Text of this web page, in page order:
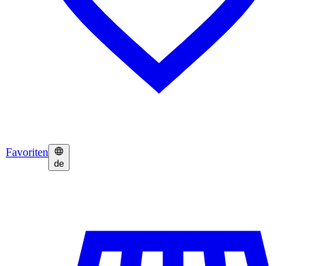
Favoriten
de